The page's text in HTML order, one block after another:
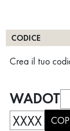
CODICE
Crea il tuo
WADOT
XXXX